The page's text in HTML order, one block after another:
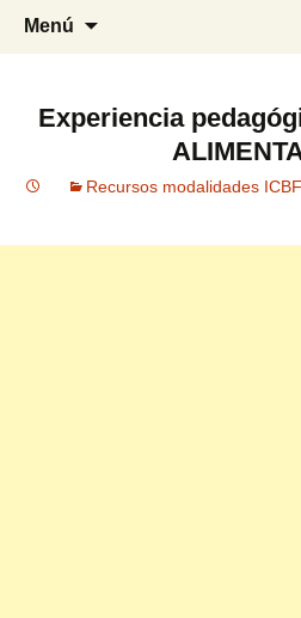
Saltar
al MI PRIMERA
Blog especializado en
Infancia
Menú
Experiencia
Recursos modalidades ICBF